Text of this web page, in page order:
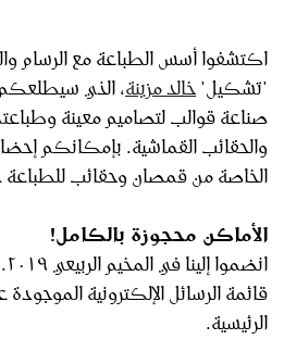
اكتشفوا أسس الطباعة مع الرسام
"تشكيل"خالد مزينة، الذي
صناعة قوالب لتصاميم معينة
والحقائب القماشية. بإمكانكم
الخاصة من قمصان وحقائب للطباعة
الأماكن محجوزة بالكامل!
قائمة الرسائل الإلكترونية
الرئيسية.